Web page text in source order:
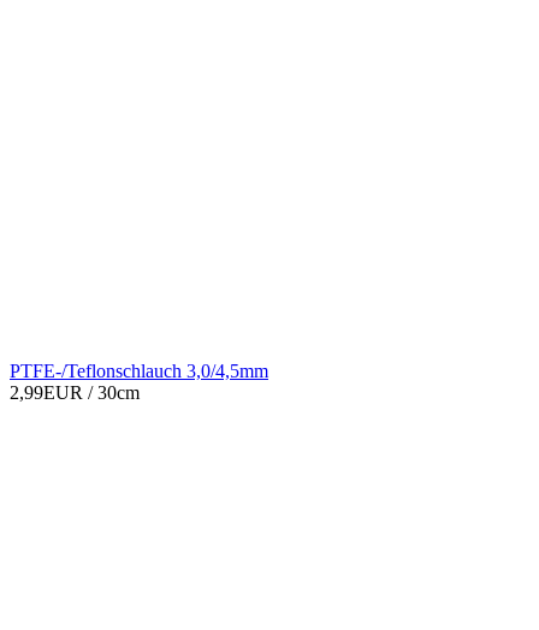
PTFE-/Teflonschlauch 3,0/4,5mm
2,99EUR / 30cm